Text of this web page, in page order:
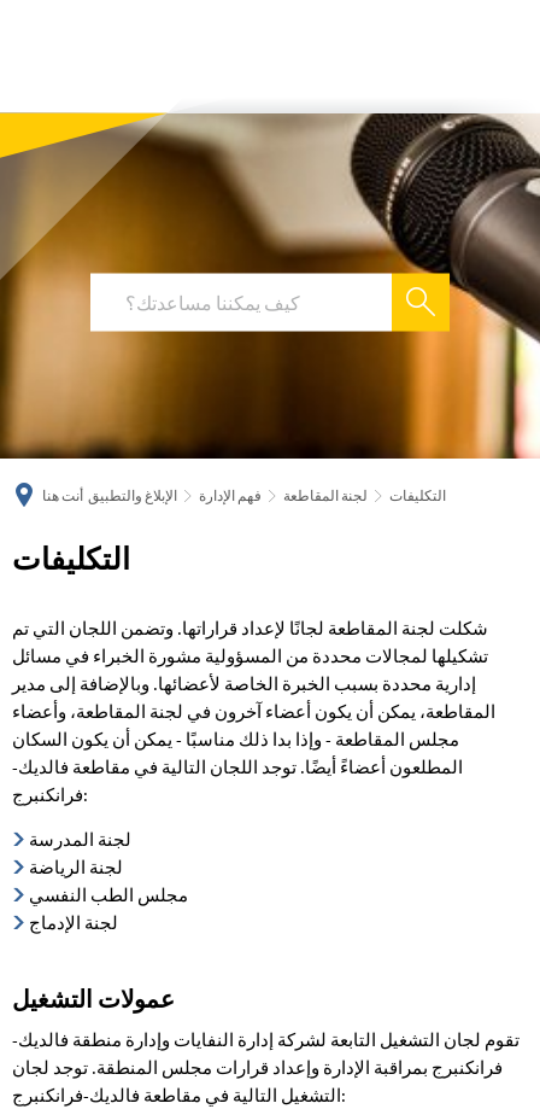
deutsch
أنت هنا الإبلاغ والتطبيق فهم الإدارة لجنة المقاطعة التكليفات
التكليفات
التكليفات
شكلت لجنة المقاطعة لجانًا لإعداد قراراتها. وتضمن اللجان التي تم
تشكيلها لمجالات محددة من المسؤولية مشورة الخبراء في مسائل
إدارية محددة بسبب الخبرة الخاصة لأعضائها. وبالإضافة إلى مدير
المقاطعة، يمكن أن يكون أعضاء آخرون في لجنة المقاطعة، وأعضاء
مجلس المقاطعة - وإذا بدا ذلك مناسبًا - يمكن أن يكون السكان
المطلعون أعضاءً أيضًا. توجد اللجان التالية في مقاطعة فالديك-
فرانكنبرج:
لجنة المدرسة
لجنة الرياضة
مجلس الطب النفسي
لجنة الإدماج
عمولات التشغيل
تقوم لجان التشغيل التابعة لشركة إدارة النفايات وإدارة منطقة فالديك-
فرانكنبرج بمراقبة الإدارة وإعداد قرارات مجلس المنطقة. توجد لجان
التشغيل التالية في مقاطعة فالديك-فرانكنبرج: